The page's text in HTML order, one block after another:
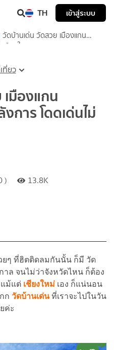
TH เข้าสู่ระบบ
วัดบ้านเด่น วัดสวย เมืองแกน
อนใคร
ที่ยว
มืองแกน
การ โดดเด่นไม่
)
13.8K
ๆ ที่ฮิตติดลมกันนั้น ก็มี วัด
ล จนไม่ว่าจังหวัดไหน ก็ต้อง
แม้แต่ เชียงใหม่ เอง ก็แน่นอน
ก วัดบ้านเด่นที่เราจะไปในวัน
ค่ะ